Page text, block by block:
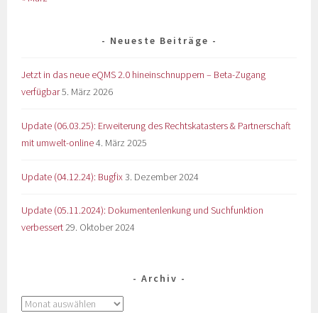
Neueste Beiträge
Jetzt in das neue eQMS 2.0 hineinschnuppern – Beta-Zugang
verfügbar5. März 2026
Update (06.03.25): Erweiterung des Rechtskatasters & Partnerschaft
mit umwelt-online4. März 2025
Update (04.12.24): Bugfix 3. Dezember 2024
Update (05.11.2024): Dokumentenlenkung und Suchfunktion
verbessert29. Oktober 2024
Archiv